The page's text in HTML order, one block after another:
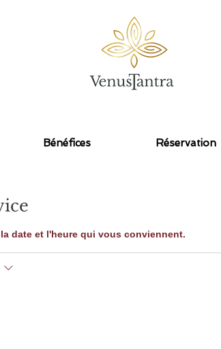
Bénéfices Réservation
date et l'heure qui vous conviennent.